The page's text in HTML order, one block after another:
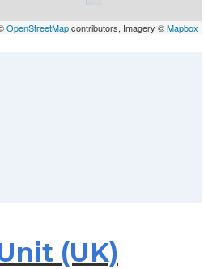
OpenStreetMapcontributors, Imagery ©Mapbox
(UK)